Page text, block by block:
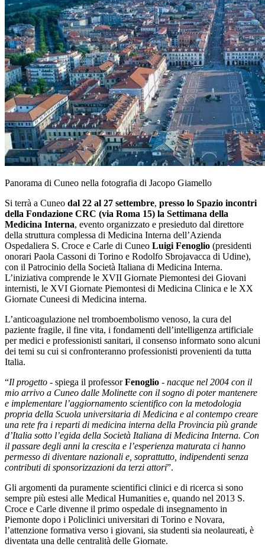
Panorama di Cuneo nella fotografia di Jacopo Giamello
Si terrà a Cuneo dal 22 al 27 settembre, presso lo Spazio incontri
della Fondazione CRC (via Roma 15) la Settimana della
Medicina Interna, evento organizzato e presieduto dal direttore
della struttura complessa di Medicina Interna dell’Azienda
Ospedaliera S. Croce e Carle di Cuneo Luigi Fenoglio (presidenti
onorari Paola Cassoni di Torino e Rodolfo Sbrojavacca di Udine),
con il Patrocinio della Società Italiana di Medicina Interna.
L’iniziativa comprende le XVII Giornate Piemontesi dei Giovani
internisti, le XVI Giornate Piemontesi di Medicina Clinica e le XX
Giornate Cuneesi di Medicina interna.
L’anticoagulazione nel tromboembolismo venoso, la cura del
paziente fragile, il fine vita, i fondamenti dell’intelligenza artificiale
per medici e professionisti sanitari, il consenso informato sono alcuni
dei temi su cui si confronteranno professionisti provenienti da tutta
Italia.
“Il progetto - spiega il professorFenoglio - nacque nel 2004 con il
mio arrivo a Cuneo dalle Molinette con il sogno di poter mantenere
e implementare l’aggiornamento scientifico con la metodologia
propria della Scuola universitaria di Medicina e al contempo creare
una rete fra i reparti di medicina interna della Provincia più grande
d’Italia sotto l’egida della Società Italiana di Medicina Interna. Con
il passare degli anni la crescita e l’esperienza maturata ci hanno
permesso di diventare nazionali e, soprattutto, indipendenti senza
contributi di sponsorizzazioni da terzi attori”.
Gli argomenti da puramente scientifici clinici e di ricerca si sono
sempre più estesi alle Medical Humanities e, quando nel 2013 S.
Croce e Carle divenne il primo ospedale di insegnamento in
Piemonte dopo i Policlinici universitari di Torino e Novara,
l’attenzione formativa verso i giovani, sia studenti sia neolaureati, è
diventata una delle centralità delle Giornate.